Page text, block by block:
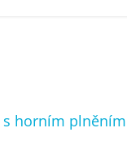
s horním